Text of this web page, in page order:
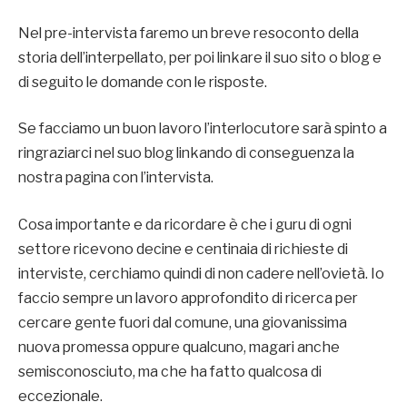
Nel pre-intervista faremo un breve resoconto della
storia dell’interpellato, per poi linkare il suo sito o blog e
di seguito le domande con le risposte.
Se facciamo un buon lavoro l’interlocutore sarà spinto a
ringraziarci nel suo blog linkando di conseguenza la
nostra pagina con l’intervista.
Cosa importante e da ricordare è che i guru di ogni
settore ricevono decine e centinaia di richieste di
interviste, cerchiamo quindi di non cadere nell’ovietà. Io
faccio sempre un lavoro approfondito di ricerca per
cercare gente fuori dal comune, una giovanissima
nuova promessa oppure qualcuno, magari anche
semisconosciuto, ma che ha fatto qualcosa di
eccezionale.